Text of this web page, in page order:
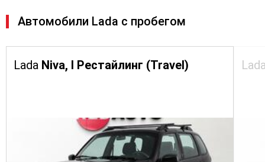
Автомобили Lada с пробегом
Lada Niva, I Рестайлинг (Travel)